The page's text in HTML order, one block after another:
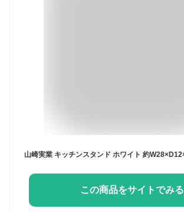
この商品をサイトでみる